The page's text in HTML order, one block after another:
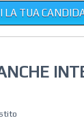
LA TUA